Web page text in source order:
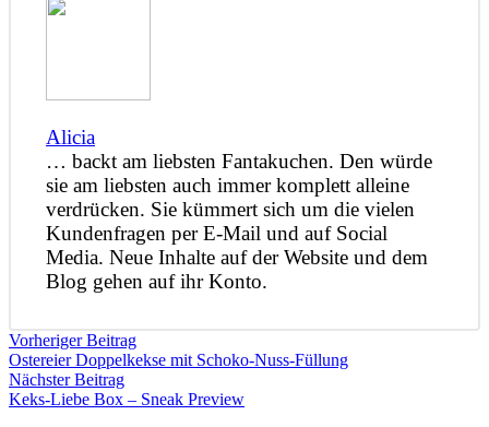
Alicia
… backt am liebsten Fantakuchen. Den würde
sie am liebsten auch immer komplett alleine
verdrücken. Sie kümmert sich um die vielen
Kundenfragen per E-Mail und auf Social
Media. Neue Inhalte auf der Website und dem
Blog gehen auf ihr Konto.
Vorheriger Beitrag
Ostereier Doppelkekse mit Schoko-Nuss-Füllung
Nächster Beitrag
Keks-Liebe Box – Sneak Preview